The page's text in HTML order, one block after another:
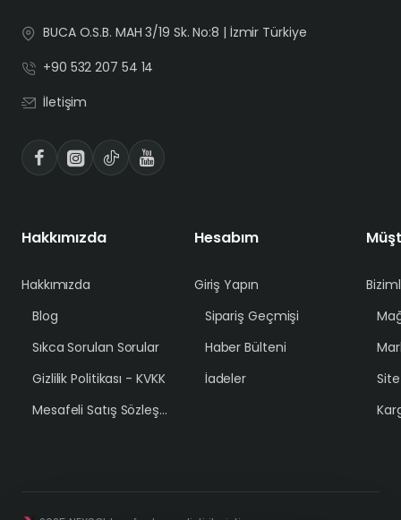
BUCA O.S.B. MAH 3/19 Sk. No:8 | İzmir Türkiye
+90 532 207 54 14
İletişim
Hakkımızda
Hakkımızda
Blog
Sıkca Sorulan Sorular
Gizlilik Politikası - KVKK
Mesafeli Satış Sözleşmesi
Hesabım
Giriş Yapın
Sipariş Geçmişi
Haber Bülteni
İadeler